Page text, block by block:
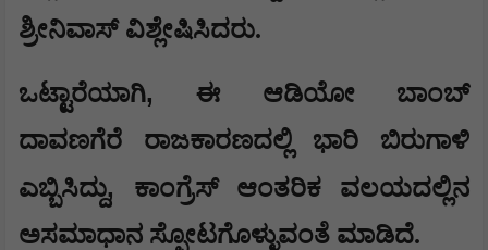
ಶ್ರೀನಿವಾಸ್ ವಿಶ್ಲೇಷಿಸಿದರು.
ಒಟ್ಟಾರೆಯಾಗಿ,ಈ ಆಡಿಯೋ ಬಾಂಬ್
ದಾವಣಗೆರೆ ರಾಜಕಾರಣದಲ್ಲಿ ಭಾರಿ ಬಿರುಗಾಳಿ
ಎಬ್ಬಿಸಿದ್ದು, ಕಾಂಗ್ರೆಸ್ ಆಂತರಿಕ ವಲಯದಲ್ಲಿನ
ಅಸಮಾಧಾನ ಸ್ಫೋಟಗೊಳ್ಳುವಂತೆ ಮಾಡಿದೆ.